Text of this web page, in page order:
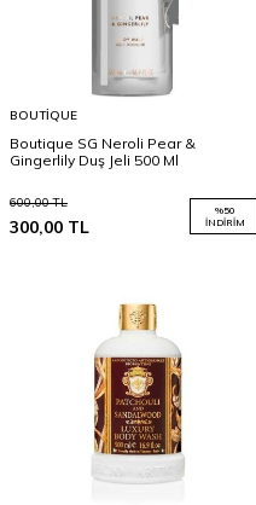
BOUTIQUE
Boutique SG Neroli Pear &
Gingerlily Duş Jeli 500 Ml
600,00TL
300,00 TL
%50
İNDIRIM